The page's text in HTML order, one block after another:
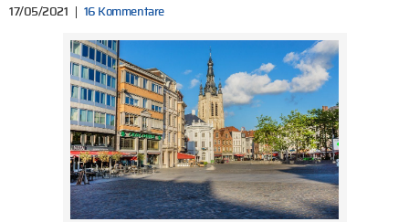
17/05/2021 16 Kommentare